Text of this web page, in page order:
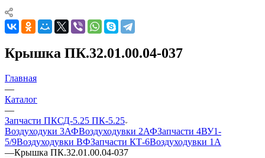
Крышка ПК.32.01.00.04-037
Главная
—
Каталог
—
Запчасти ПКСД-5.25 ПК-5.25
Воздуходуки 3АФВоздуходувки 2АФЗапчасти 4ВУ1-
5/9Воздуходувки ВФЗапчасти КТ-6Воздуходувки 1А
—Крышка ПК.32.01.00.04-037